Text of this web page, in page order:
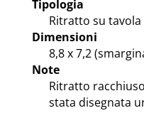
Tipologia
Ritratto su tavola
Dimensioni
8,8 x 7,2
Note
Ritratto
stata disegnata